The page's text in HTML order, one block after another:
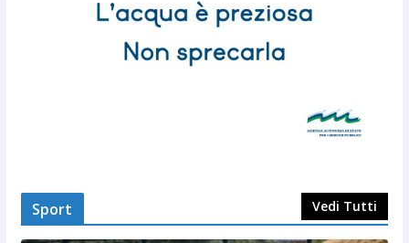
Sport Vedi Tutti